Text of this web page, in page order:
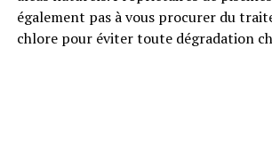
également pas à vous procurer du
chlore pour éviter toute dégradation